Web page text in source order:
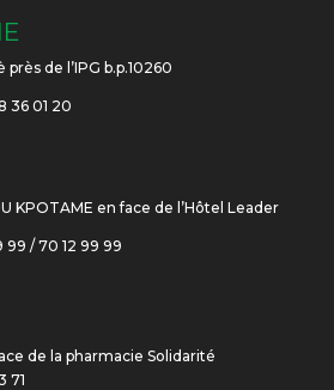
de l’IPG b.p.10260
36 01 20
KPOTAME en face de l’Hôtel Leader
/ 70 12 99 99
de la pharmacie Solidarité
71